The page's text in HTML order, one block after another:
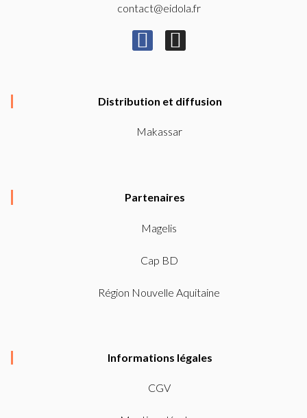
contact@eidola.fr
F
e
b
o
-
f
I
t
g
m
Distribution et diffusion
Makassar
Partenaires
Magelis
Cap BD
Région Nouvelle Aquitaine
Informations légales
CGV